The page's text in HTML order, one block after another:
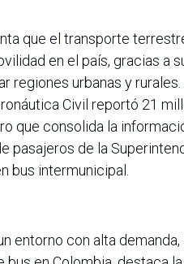
que el transporte
en el país, gracias a
regiones urbanas y
Civil reportó 21
que consolida la
pasajeros de la
bus intermunicipal.
entorno con alta